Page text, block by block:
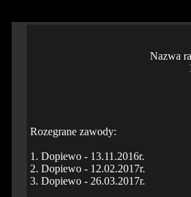
Nazwa
Rozegrane zawody:
1. Dopiewo - 13.11.2016r.
2. Dopiewo - 12.02.2017r.
3. Dopiewo - 26.03.2017r.